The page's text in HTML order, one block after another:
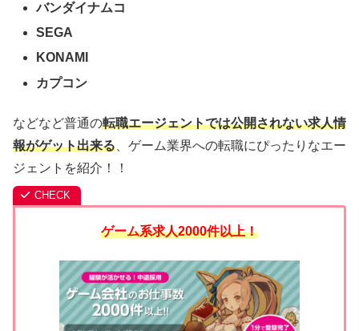
バンダイナムコ
SEGA
KONAMI
カプコン
などなど普通の転職エージェントでは公開されない求人情
報がゲット出来る 、ゲーム業界への転職にぴったりなエー
ジェントを紹介！！
ゲーム系求人2000件以上！